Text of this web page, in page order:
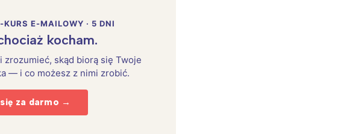
E-MAILOWY · 5 DNI
kocham.
zrozumieć, skąd biorą się Twoje
— i co możesz z nimi zrobić.
za darmo →